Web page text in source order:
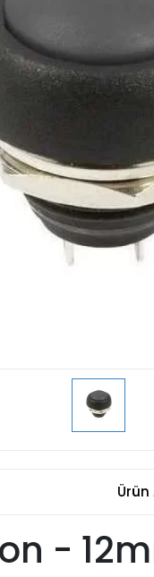
Ürün
-